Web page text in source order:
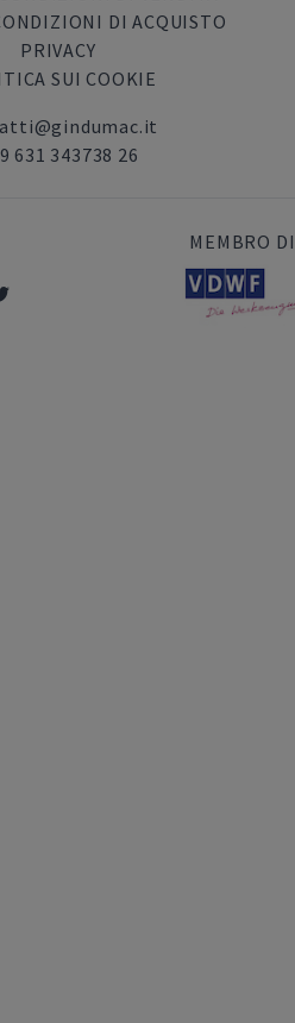
DI ACQUISTO
PRIVACY
SUI COOKIE
631 343738 26
MEMBRO